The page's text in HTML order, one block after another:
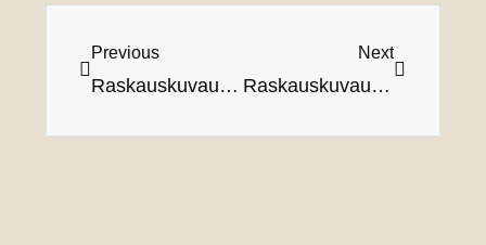
Previous
Raskauskuvaus: Unohtumaton kokemus elämäsi erityisimmästä hetkestä
Next
Raskauskuvaus puolison kanssa